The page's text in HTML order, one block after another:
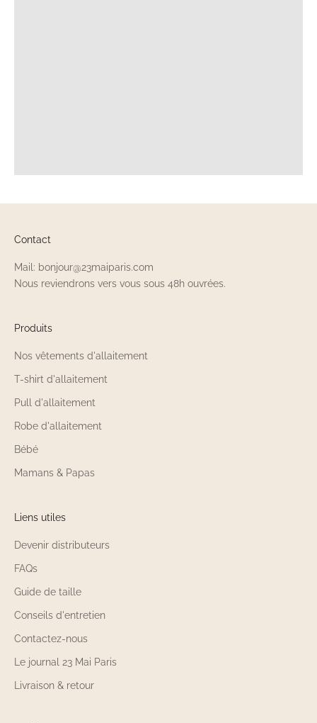
Contact
Mail: bonjour@23maiparis.com
Nous reviendrons vers vous sous 48h ouvrées.
Produits
Nos vêtements d'allaitement
T-shirt d'allaitement
Pull d'allaitement
Robe d'allaitement
Bébé
Mamans & Papas
Liens utiles
Devenir distributeurs
FAQs
Guide de taille
Conseils d'entretien
Contactez-nous
Le journal 23 Mai Paris
Livraison & retour